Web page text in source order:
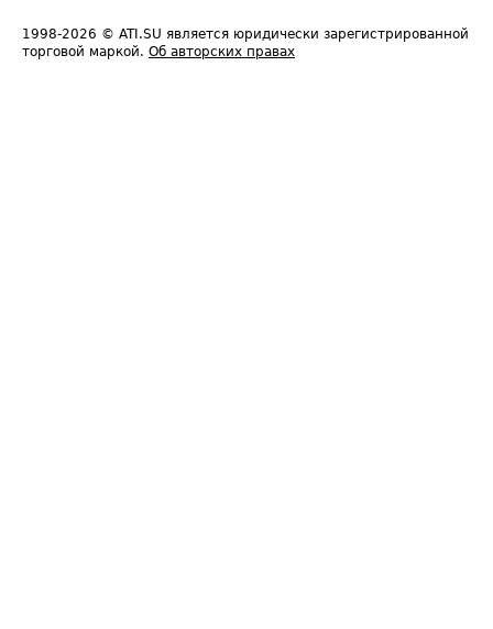
1998-2026 © ATI.SU является юридически зарегистрированной
торговой маркой. Об авторских правах